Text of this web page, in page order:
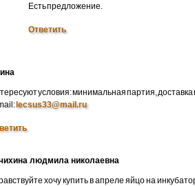
Есть предложение.
Ответить
условия: минимальная партия, доставка
lecsus33@mail.ru
людмила николаевна
хочу купить в апреле яйцо на